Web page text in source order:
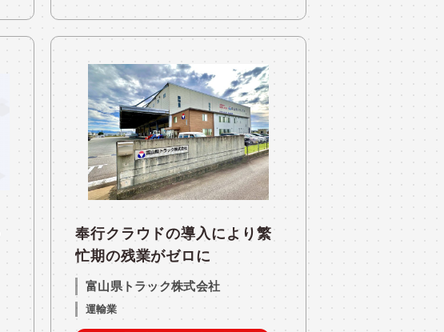
奉行クラウドの導入により繁
忙期の残業がゼロに
富山県トラック株式会社
運輸業